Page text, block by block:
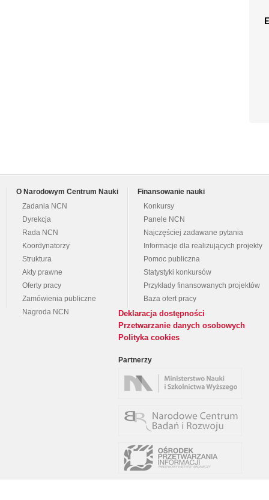
O Narodowym Centrum Nauki
Zadania NCN
Dyrekcja
Rada NCN
Koordynatorzy
Struktura
Akty prawne
Oferty pracy
Zamówienia publiczne
Nagroda NCN
Finansowanie nauki
Konkursy
Panele NCN
Najczęściej zadawane pytania
Informacje dla realizujących projekty
Pomoc publiczna
Statystyki konkursów
Przykłady finansowanych projektów
Baza ofert pracy
Deklaracja dostępności
Przetwarzanie danych osobowych
Polityka cookies
Partnerzy